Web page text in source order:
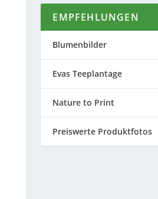
EMPFEHLUNGEN
Blumenbilder
Evas Teeplantage
Nature to Print
Preiswerte Produktfotos